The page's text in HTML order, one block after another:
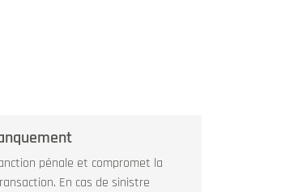
pénale et compromet la
En cas de sinistre